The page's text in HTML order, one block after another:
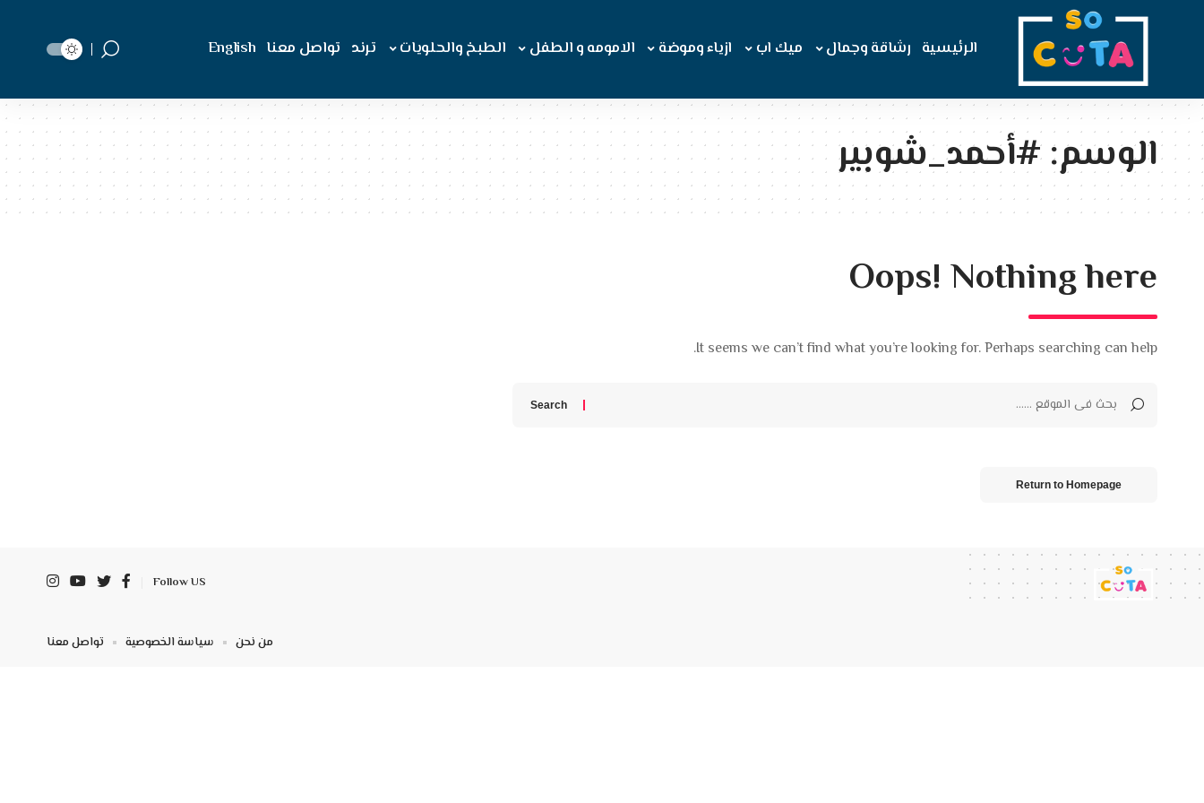
الرئيسية رشاقة وجمال ميك اب ازياء وموضة الامومه و الطفل الطبخ والحلويات ترند تواصل معنا English
الوسم:#أحمد_شوبير
Oops! Nothing here
It seems we can’t find what you’re looking for. Perhaps searching can help.
Return to Homepage
Follow US
من نحن سياسة الخصوصية تواصل معنا